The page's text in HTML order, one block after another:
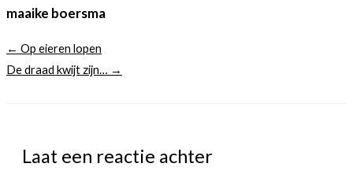
maaike boersma
← Op eieren lopen
De draad kwijt zijn… →
Laat een reactie achter